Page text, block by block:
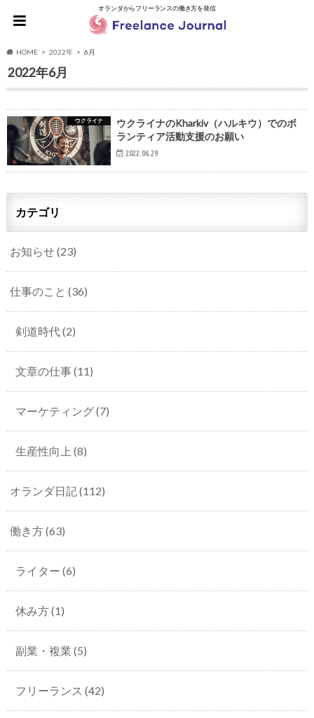
オランダからフリーランスの働き方を発信
HOME 2022年 6月
2022年6月
ウクライナ
ウクライナのKharkiv（ハルキウ）でのボ
ランティア活動支援のお願い
2022.06.29
カテゴリ
お知らせ(23)
仕事のこと (36)
剣道時代(2)
文章の仕事(11)
マーケティング(7)
生産性向上 (8)
オランダ日記(112)
働き方(63)
ライター (6)
休み方(1)
副業・複業 (5)
フリーランス (42)